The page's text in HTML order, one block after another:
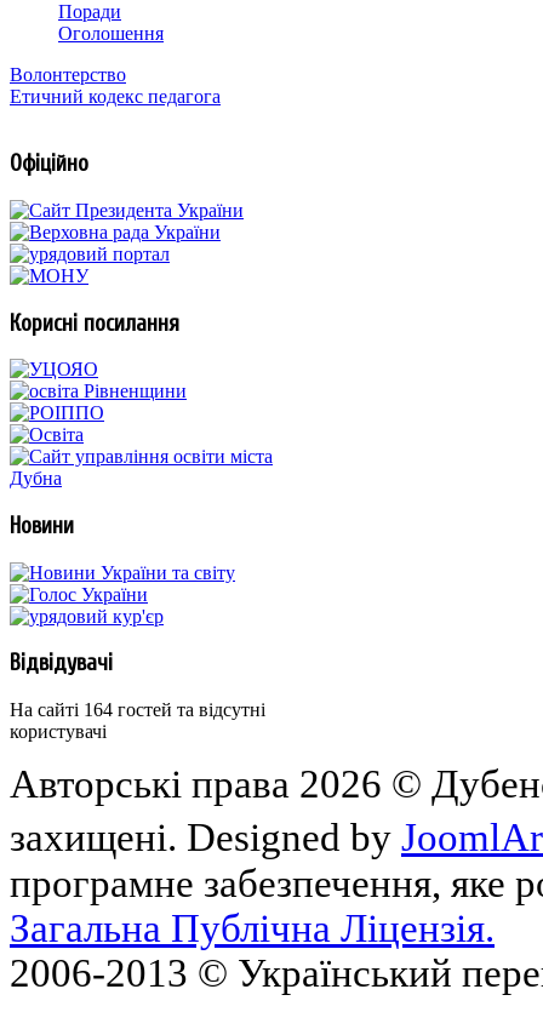
Поради
Оголошення
Волонтерство
Етичний кодекс педагога
Офіційно
Корисні посилання
Новини
Відвідувачі
На сайті 164 гостей та відсутні
користувачі
Авторські права 2026 ©
захищені. Designed by
програмне забезпечення, яке
Загальна Публічна Ліцензія.
2006-2013 © Український